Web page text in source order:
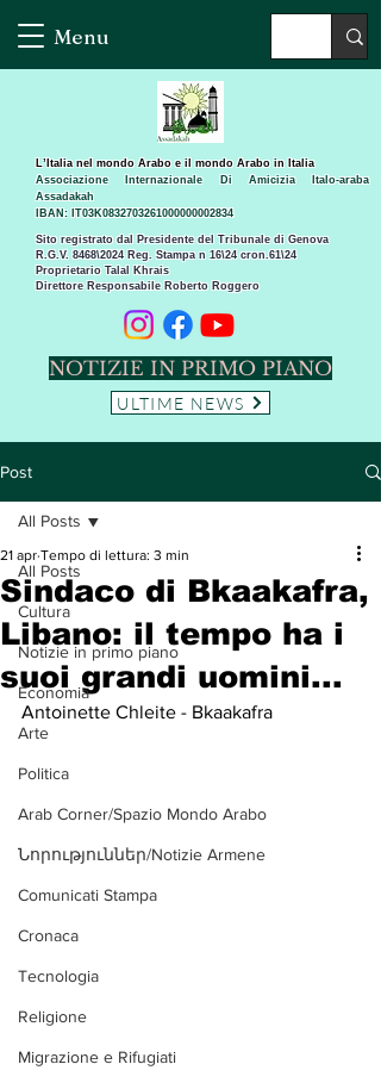
Menu
Sito registrato dal Presidente del Tribunale di Genova
R.G.V. 8468\2024 Reg. Stampa n 16\24 cron.61\24 ​
Proprietario Talal Khrais
Direttore Responsabile Roberto Roggero
L’Italia nel mondo Arabo e il mondo Arabo in Italia
Associazione Internazionale Di Amicizia Italo-araba
Assadakah
IBAN: IT03K0832703261000000002834
NOTIZIE IN PRIMO PIANO
ULTIME NEWS
Post
All Posts
Cultura
Notizie in primo piano
Economia
Arte
Politica
Arab Corner/Spazio Mondo Arabo
Նորություններ/Notizie Armene
Comunicati Stampa
Cronaca
Tecnologia
Religione
Migrazione e Rifugiati
All Posts
Sindaco di Bkaakafra,
Libano: il tempo ha i
suoi grandi uomini...
21 apr Tempo di lettura: 3 min
Antoinette Chleite - Bkaakafra